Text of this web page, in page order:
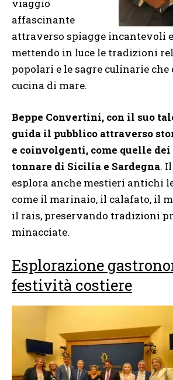
viaggio
affascinante
attraverso spiagge incantevoli
mettendo in luce le tradizioni
popolari e le sagre culinarie che
cucina di mare.
Beppe Convertini, con il suo
guida il pubblico attraverso
e coinvolgenti, come quelle
tonnare di Sicilia e Sardegna.
esplora anche mestieri antichi
come il marinaio, il calafato, il
il rais, preservando tradizioni
minacciate.
Esplorazione
festività costiere